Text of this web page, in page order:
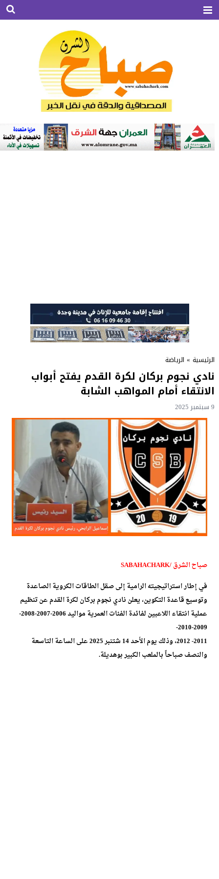
الرئيسية » الرياضة
نادي نجوم بركان لكرة القدم يفتح أبواب
الانتقاء أمام المواهب الشابة
9 سبتمبر 2025
صباح الشرق /SABAHACHARK
في إطار استراتيجيته الرامية إلى صقل الطاقات الكروية الصاعدة
وتوسيع قاعدة التكوين، يعلن نادي نجوم بركان لكرة القدم عن تنظيم
عملية انتقاء اللاعبين لفائدة الفئات العمرية مواليد 2006-2007-2008-
2009-2010-
2011- 2012، وذلك يوم الأحد 14 شتنبر 2025 على الساعة التاسعة
والنصف صباحاً بالملعب الكبير بوهديلة.